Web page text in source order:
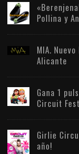
Pollina y
MIA.
Alicante
Gana 1
Circuit
Girlie
año!